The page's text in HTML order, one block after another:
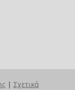
| Σχετικά